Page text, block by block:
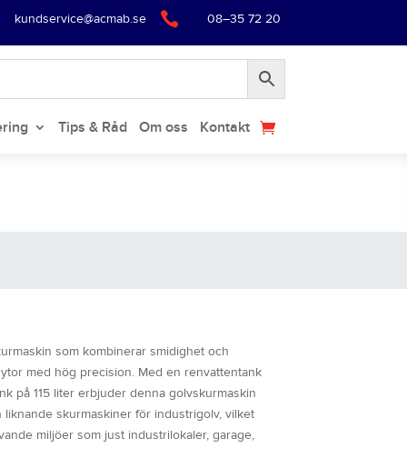
kundservice@acmab.se  08–35 72 20
Tips & Råd Om oss Kontakt
som kombinerar smidighet och
med hög precision. Med en renvattentank
på 115 liter erbjuder denna golvskurmaskin
skurmaskiner för industrigolv, vilket
miljöer som just industrilokaler, garage,